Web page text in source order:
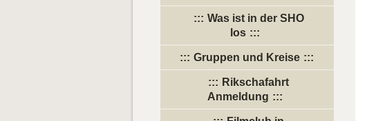
Was ist in der SHO
los
Gruppen und Kreise
Rikschafahrt
Anmeldung